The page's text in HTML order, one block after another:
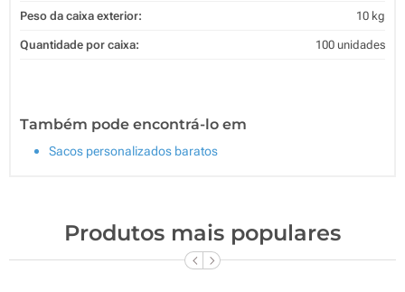
Peso da caixa exterior: 10 kg
Quantidade por caixa: 100 unidades
Também pode encontrá-lo em
Sacos personalizados baratos
Produtos mais populares